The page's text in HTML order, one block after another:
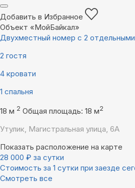
Добавить в Избранное
Объект «МойБайкал»
Двухместный номер с 2
2 гостя
4 кровати
1 спальня
18 м 2 Общая площадь: 18 м2
Утулик, Магистральная улица, 6А
Показать расположение на карте
28 000 ₽ за сутки
Стоимость за 1 сутки при заезде
Смотреть все